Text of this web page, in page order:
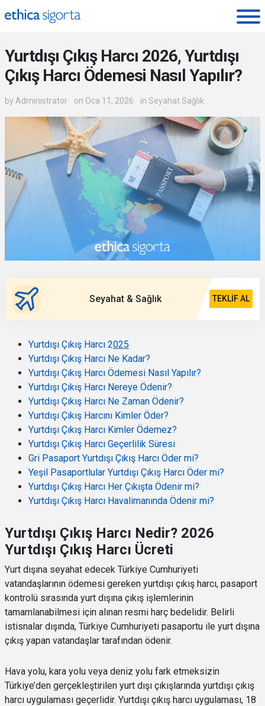
Yurtdışı Çıkış Harcı 2026, Yurtdışı
Çıkış Harcı Ödemesi Nasıl Yapılır?
by Administrator on Oca 11, 2026 in Seyahat Sağlık
Seyahat & Sağlık TEKLIF AL
Yurtdışı Çıkış Harcı 2025
Yurtdışı Çıkış Harcı Ne Kadar?
Yurtdışı Çıkış Harcı Ödemesi Nasıl Yapılır?
Yurtdışı Çıkış Harcı Nereye Ödenir?
Yurtdışı Çıkış Harcı Ne Zaman Ödenir?
Yurtdışı Çıkış Harcını Kimler Öder?
Yurtdışı Çıkış Harcı Kimler Ödemez?
Yurtdışı Çıkış Harcı Geçerlilik Süresi
Gri Pasaport Yurtdışı Çıkış Harcı Öder mi?
Yeşil Pasaportlular Yurtdışı Çıkış Harcı Öder mi?
Yurtdışı Çıkış Harcı Her Çıkışta Ödenir mi?
Yurtdışı Çıkış Harcı Havalimanında Ödenir mi?
Yurtdışı Çıkış Harcı Nedir? 2026
Yurtdışı Çıkış Harcı Ücreti
Yurt dışına seyahat edecek Türkiye Cumhuriyeti
vatandaşlarının ödemesi gereken yurtdışı çıkış harcı, pasaport
kontrolü sırasında yurt dışına çıkış işlemlerinin
tamamlanabilmesi için alınan resmi harç bedelidir. Belirli
istisnalar dışında, Türkiye Cumhuriyeti pasaportu ile yurt dışına
çıkış yapan vatandaşlar tarafından ödenir.
Hava yolu, kara yolu veya deniz yolu fark etmeksizin
Türkiye’den gerçekleştirilen yurt dışı çıkışlarında yurtdışı çıkış
harcı uygulaması geçerlidir. Yurtdışı çıkış harcı uygulaması, 18